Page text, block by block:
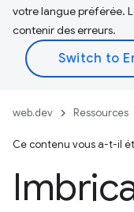
votre langue préférée.
contenir des erreurs.
web.dev Ressources
Ce contenu vous a-t-il